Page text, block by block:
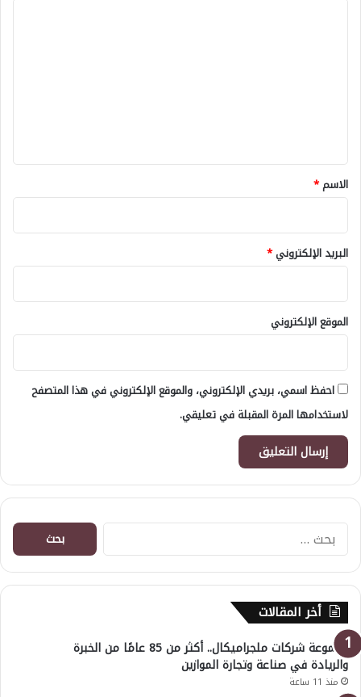
*
الاسم*
البريد الإلكتروني*
الموقع الإلكتروني
احفظ اسمي، بريدي الإلكتروني، والموقع الإلكتروني في هذا المتصفح
لاستخدامها المرة المقبلة في تعليقي.
البحث
عن:
أخر المقالات
مجموعة شركات ملجراميكال.. أكثر من 85 عامًا من الخبرة
والريادة في صناعة وتجارة الموازين
منذ 11 ساعة